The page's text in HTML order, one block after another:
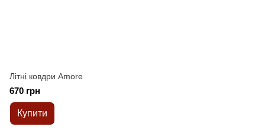
Літні ковдри Amore
670 грн
Купити